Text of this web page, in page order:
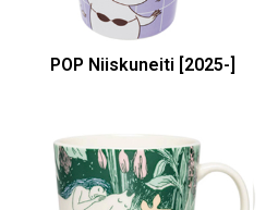
POP Niiskuneiti [2025-]